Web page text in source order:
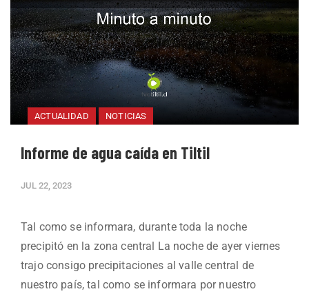
ACTUALIDAD NOTICIAS
Informe de agua caída en Tiltil
JUL 22, 2023
Tal como se informara, durante toda la noche
precipitó en la zona central La noche de ayer viernes
trajo consigo precipitaciones al valle central de
nuestro país, tal como se informara por nuestro